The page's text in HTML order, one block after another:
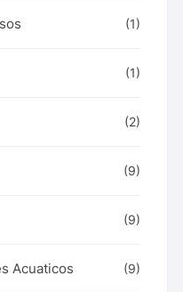
(1)
(1)
(2)
(9)
(9)
Acuaticos (9)